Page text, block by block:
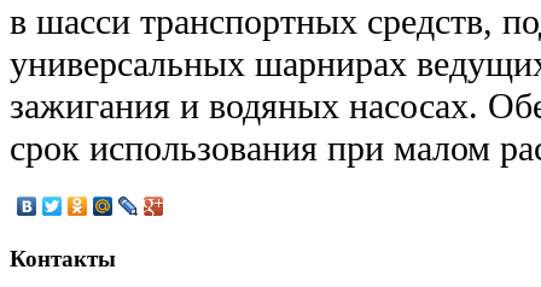
в шасси транспортных средств,
универсальных шарнирах
зажигания и водяных насосах.
срок использования при малом
Контакты